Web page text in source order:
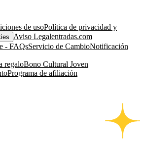
de usoPolítica de privacidad y
Aviso Legalentradas.com
- FAQsServicio de CambioNotificación
regaloBono Cultural Joven
Programa de afiliación